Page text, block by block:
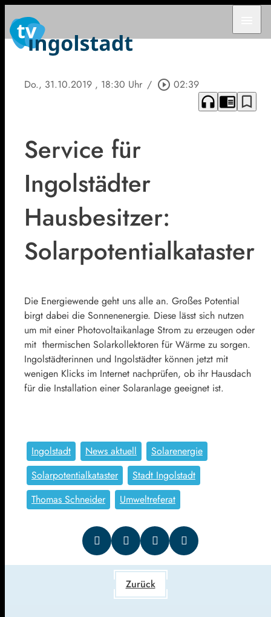
Do., 31.10.2019 , 18:30 Uhr / play_circle_outline 02:39
headphones chrome_reader_mode bookmark_border
Service für
Ingolstädter
Hausbesitzer:
Solarpotentialkataster
Die Energiewende geht uns alle an. Großes Potential
birgt dabei die Sonnenenergie. Diese lässt sich nutzen
um mit einer Photovoltaikanlage Strom zu erzeugen oder
mit thermischen Solarkollektoren für Wärme zu sorgen.
Ingolstädterinnen und Ingolstädter können jetzt mit
wenigen Klicks im Internet nachprüfen, ob ihr Hausdach
für die Installation einer Solaranlage geeignet ist.
Ingolstadt News aktuell
Solarenergie
Solarpotentialkataster
Stadt Ingolstadt
Thomas Schneider
Umweltreferat
Zurück